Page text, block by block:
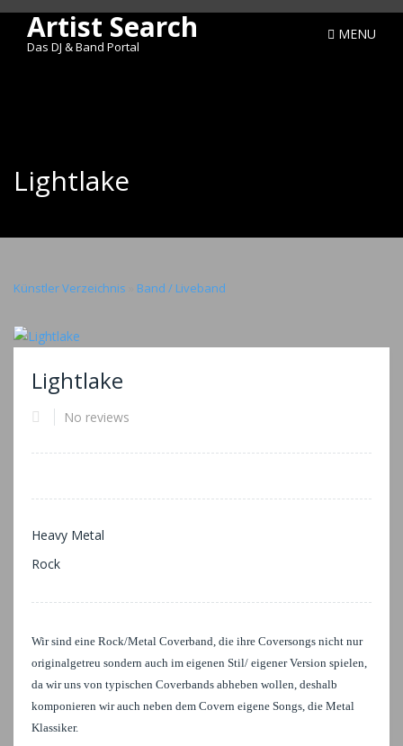
Artist Search
Das DJ & Band Portal
MENU
Lightlake
Künstler Verzeichnis Band / Liveband
Lightlake
No reviews
Heavy Metal
Rock
Wir sind eine Rock/Metal Coverband, die ihre Coversongs nicht nur
originalgetreu sondern auch im eigenen Stil/ eigener Version spielen,
da wir uns von typischen Coverbands abheben wollen, deshalb
komponieren wir auch neben dem Covern eigene Songs, die Metal
Klassiker.